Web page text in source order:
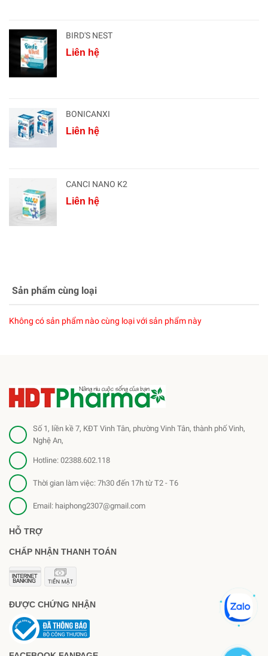
BIRD'S NEST
Liên hệ
BONICANXI
Liên hệ
CANCI NANO K2
Liên hệ
Sản phẩm cùng loại
Không có sản phẩm nào cùng loại với sản phẩm này
Số 1, liền kề 7, KĐT Vinh Tân, phường Vinh Tân, thành phố Vinh,
Nghệ An,
Hotline: 02388.602.118
Thời gian làm việc: 7h30 đến 17h từ T2 - T6
Email: haiphong2307@gmail.com
HỖ TRỢ
CHẤP NHẬN THANH TOÁN
ĐƯỢC CHỨNG NHẬN